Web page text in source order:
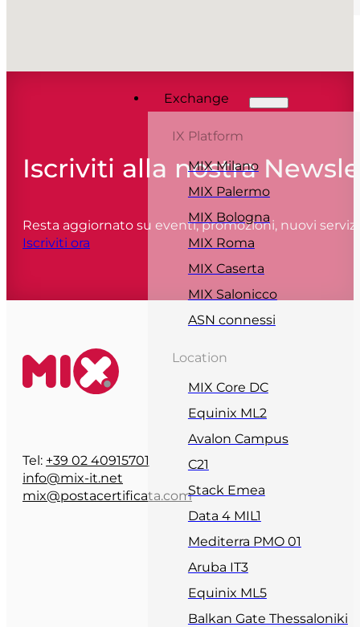
Exchange
IX Platform
MIX Milano
MIX Palermo
MIX Bologna
MIX Roma
MIX Caserta
MIX Salonicco
ASN connessi
Location
MIX Core DC
Equinix ML2
Avalon Campus
C21
Stack Emea
Data 4 MIL1
Mediterra PMO 01
Aruba IT3
Equinix ML5
Balkan Gate Thessaloniki
Iscriviti alla nostra
Resta aggiornato su eventi, promozioni, nuovi
Iscriviti ora
Tel: +39 02 40915701
info@mix-it.net
mix@postacertificata.com